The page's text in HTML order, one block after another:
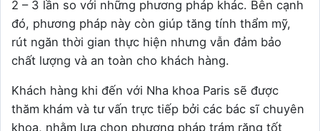
2 – 3 lần so với những phương pháp khác. Bên cạnh
đó, phương pháp này còn giúp tăng tính thẩm mỹ,
rút ngăn thời gian thực hiện nhưng vẫn đảm bảo
chất lượng và an toàn cho khách hàng.
Khách hàng khi đến với Nha khoa Paris sẽ được
thăm khám và tư vấn trực tiếp bởi các bác sĩ chuyên
khoa, nhằm lựa chọn phương pháp trám răng tốt